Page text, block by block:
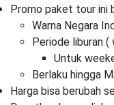
Promo paket tour ini
Warna Negara
Periode liburan (
Untuk
Berlaku hingga
Harga bisa berubah